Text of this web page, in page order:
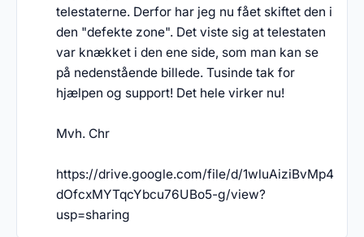
telestaterne. Derfor har jeg nu fået skiftet den i
den "defekte zone". Det viste sig at telestaten
var knækket i den ene side, som man kan se
på nedenstående billede. Tusinde tak for
hjælpen og support! Det hele virker nu!
Mvh. Chr
https://drive.google.com/file/d/1wluAiziBvMp4
dOfcxMYTqcYbcu76UBo5-g/view?
usp=sharing